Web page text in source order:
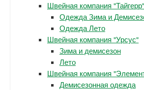
Швейная компания "Тайгерр"
Одежда Зима и
Одежда Лето
Швейная компания "Урсус"
Зима и демисезон
Лето
Швейная компания
Демисезонная одежда